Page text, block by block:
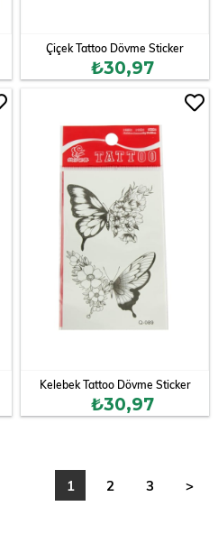
Çiçek Tattoo Dövme Sticker
₺30,97
Kelebek Tattoo Dövme Sticker
₺30,97
1 2 3 >